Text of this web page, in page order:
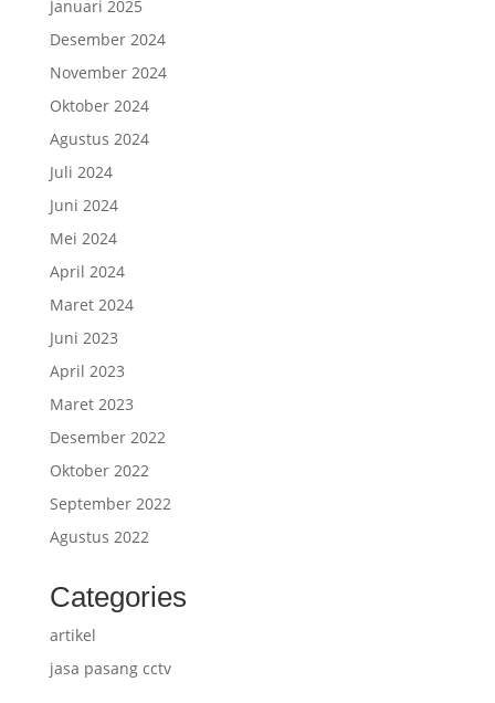
Januari 2025
Desember 2024
November 2024
Oktober 2024
Agustus 2024
Juli 2024
Juni 2024
Mei 2024
April 2024
Maret 2024
Juni 2023
April 2023
Maret 2023
Desember 2022
Oktober 2022
September 2022
Agustus 2022
Categories
artikel
jasa pasang cctv